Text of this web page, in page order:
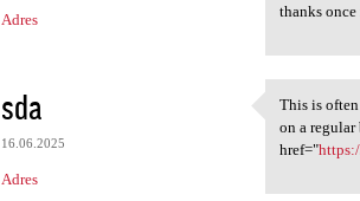
r
e
Adres
thanks
sda
16.06.2025
Adres
This is
This is
on a
href="